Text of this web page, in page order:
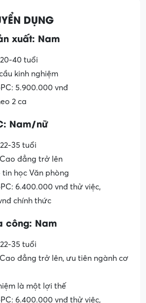
DỤNG
xuất: Nam
40 tuổi
kinh nghiệm
5.900.000 vnđ
2 ca
Nam/nữ
35 tuổi
đẳng trở lên
tin học Văn phòng
6.400.000 vnđ thử việc,
chính thức
công: Nam
35 tuổi
đẳng trở lên, ưu tiên ngành cơ
là một lợi thế
6.400.000 vnđ thử việc,